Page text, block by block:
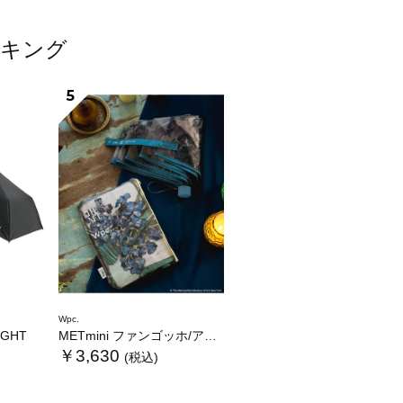
ング
5
Wpc.
METmini ファンゴッホ/アイリス
￥3,630 (税込)